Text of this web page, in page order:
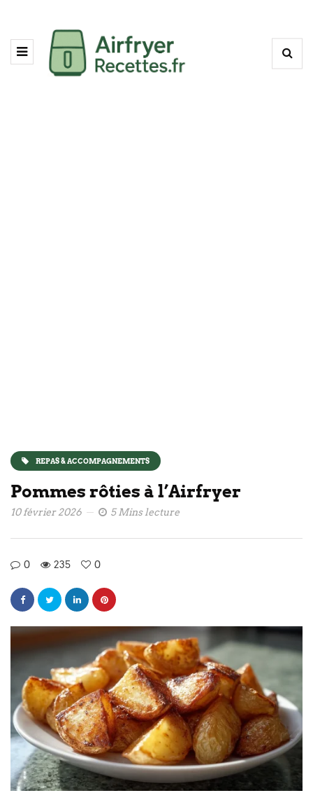
REPAS & ACCOMPAGNEMENTS
Pommes rôties à l’Airfryer
10 février 2026 5 Mins lecture
0 235 0